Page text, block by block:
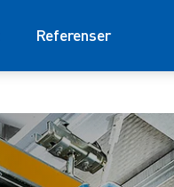
Referenser